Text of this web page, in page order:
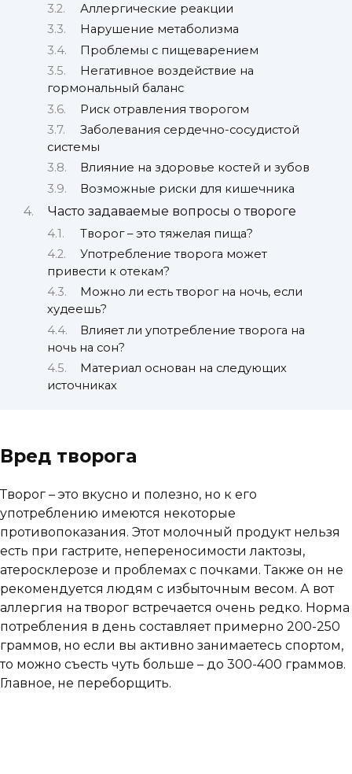
Аллергические реакции
Нарушение метаболизма
Проблемы с пищеварением
Негативное воздействие на
гормональный баланс
Риск отравления творогом
Заболевания сердечно-сосудистой
системы
Влияние на здоровье костей и зубов
Возможные риски для кишечника
Часто задаваемые вопросы о твороге
Творог – это тяжелая пища?
Употребление творога может
привести к отекам?
Можно ли есть творог на ночь, если
худеешь?
Влияет ли употребление творога на
ночь на сон?
Материал основан на следующих
источниках
Вред творога
Творог – это вкусно и полезно, но к его
употреблению имеются некоторые
противопоказания. Этот молочный продукт нельзя
есть при гастрите, непереносимости лактозы,
атеросклерозе и проблемах с почками. Также он не
рекомендуется людям с избыточным весом. А вот
аллергия на творог встречается очень редко. Норма
потребления в день составляет примерно 200-250
граммов, но если вы активно занимаетесь спортом,
то можно съесть чуть больше – до 300-400 граммов.
Главное, не переборщить.